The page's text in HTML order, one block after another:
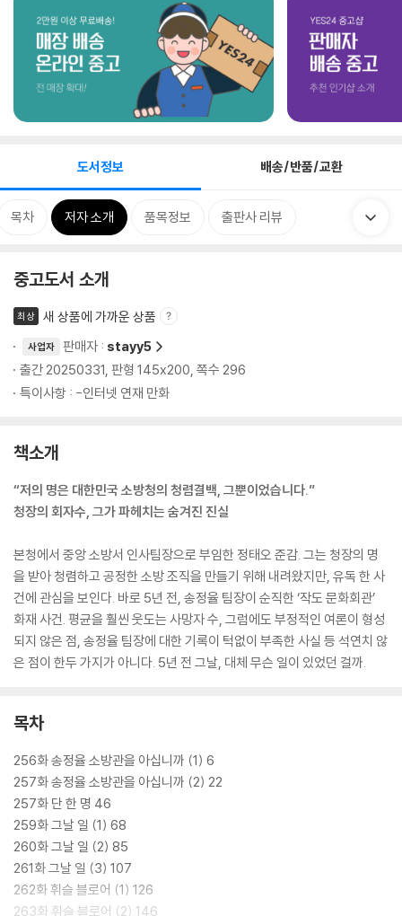
도서정보 배송/반품/교환
목차 저자 소개 품목정보 출판사 리뷰
중고도서 소개
최상 새 상품에 가까운 상품
사업자 판매자 : stayy5
출간 20250331, 판형 145x200, 쪽수 296
특이사항 : -인터넷 연재 만화
책소개
“저의 명은 대한민국 소방청의 청렴결백, 그뿐이었습니다.”
청장의 회자수, 그가 파헤치는 숨겨진 진실
본청에서 중앙 소방서 인사팀장으로 부임한 정태오 준감. 그는 청장의 명
을 받아 청렴하고 공정한 소방 조직을 만들기 위해 내려왔지만, 유독 한 사
건에 관심을 보인다. 바로 5년 전, 송정율 팀장이 순직한 ‘작도 문화회관’
화재 사건. 평균을 훨씬 웃도는 사망자 수, 그럼에도 부정적인 여론이 형성
되지 않은 점, 송정율 팀장에 대한 기록이 턱없이 부족한 사실 등 석연치 않
은 점이 한두 가지가 아니다. 5년 전 그날, 대체 무슨 일이 있었던 걸까.
목차
256화 송정율 소방관을 아십니까 (1) 6
257화 송정율 소방관을 아십니까 (2) 22
257화 단 한 명 46
259화 그날 일 (1) 68
260화 그날 일 (2) 85
261화 그날 일 (3) 107
262화 휘슬 블로어 (1) 126
263화 휘슬 블로어 (2) 146